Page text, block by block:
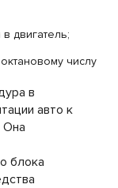
двигатель;
числу
в
авто к
Она
блока